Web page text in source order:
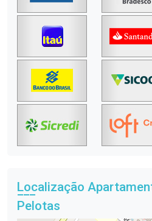
Localização
Pelotas